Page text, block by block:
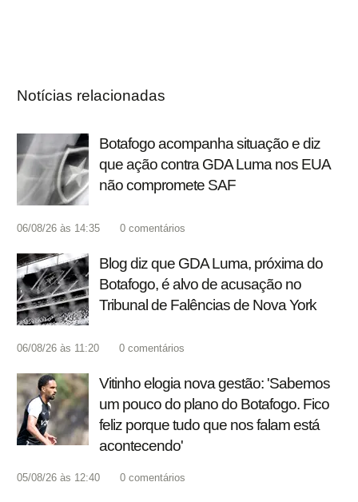
Notícias relacionadas
Botafogo acompanha situação e diz
que ação contra GDA Luma nos EUA
não compromete SAF
06/08/26 às 14:35 0 comentários
Blog diz que GDA Luma, próxima do
Botafogo, é alvo de acusação no
Tribunal de Falências de Nova York
06/08/26 às 11:20 0 comentários
Vitinho elogia nova gestão: 'Sabemos
um pouco do plano do Botafogo. Fico
feliz porque tudo que nos falam está
acontecendo'
05/08/26 às 12:40 0 comentários